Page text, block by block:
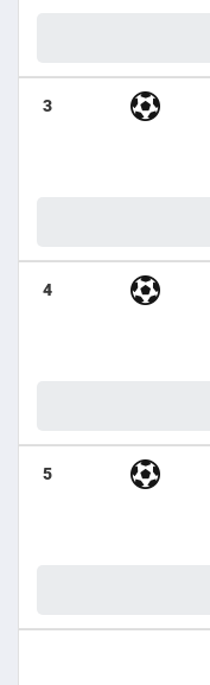
3
4
5